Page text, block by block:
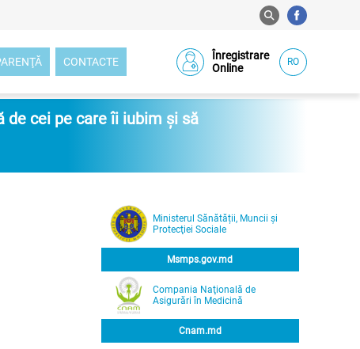
CONTACTE
Înregistrare
Online
RO
de cei pe care îi iubim și să
Ministerul Sănătății, Muncii și
Protecţiei Sociale
Msmps.gov.md
Compania Naţională de
Asigurări în Medicină
Cnam.md